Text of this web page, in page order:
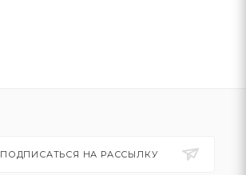
ПОДПИСАТЬСЯ НА РАССЫЛКУ